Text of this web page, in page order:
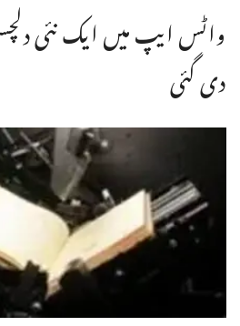
واٹس ایپ میں ایک نئی
دی گئی